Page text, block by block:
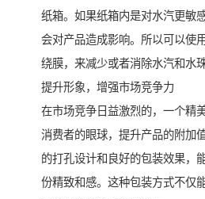
纸箱。如果纸箱内是对水汽更敏
会对产品造成影响。所以可以使
绕膜，来减少或者消除水汽和水
提升形象，增强市场竞争力
在市场竞争日益激烈的，一个精
消费者的眼球，提升产品的附加
的打孔设计和良好的包装效果，
份精致和感。这种包装方式不仅